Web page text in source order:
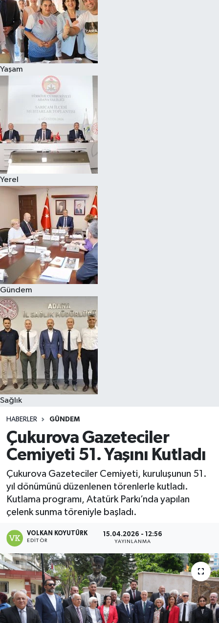
Yaşam
Yerel
Gündem
Sağlık
HABERLER GÜNDEM
Çukurova Gazeteciler
Cemiyeti 51. Yaşını Kutladı
Çukurova Gazeteciler Cemiyeti, kuruluşunun 51.
yıl dönümünü düzenlenen törenlerle kutladı.
Kutlama programı, Atatürk Parkı’nda yapılan
çelenk sunma töreniyle başladı.
VOLKAN KOYUTÜRK
EDITÖR
15.04.2026 - 12:56
YAYINLANMA